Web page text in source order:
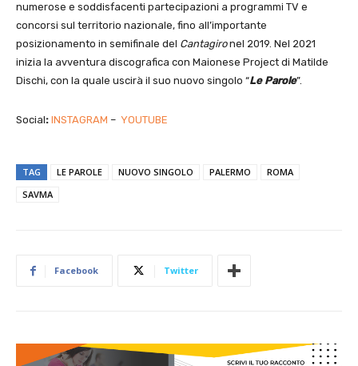
numerose e soddisfacenti partecipazioni a programmi TV e
concorsi sul territorio nazionale, fino all’importante
posizionamento in semifinale del Cantagironel 2019. Nel 2021
inizia la avventura discografica con Maionese Project di Matilde
Dischi, con la quale uscirà il suo nuovo singolo “Le Parole”.
Social: INSTAGRAM – YOUTUBE
TAG LE PAROLE NUOVO SINGOLO PALERMO
ROMA
SAVMA
Facebook Twitter